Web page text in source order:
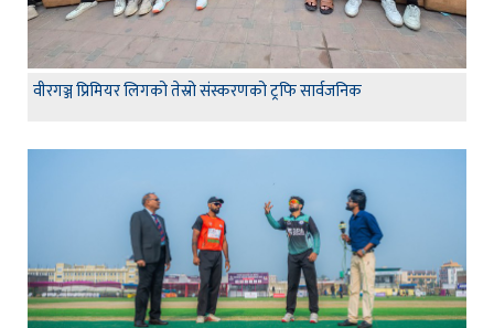
वीरगञ्ज प्रिमियर लिगको तेस्रो संस्करणको ट्रफि सार्वजनिक